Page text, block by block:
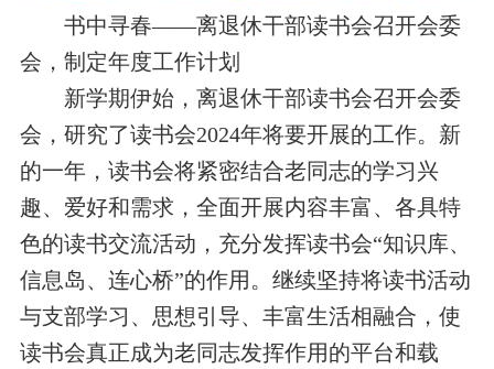
书中寻春——离退休干部读书会召开会委
会，制定年度工作计划
新学期伊始，离退休干部读书会召开会委
会，研究了读书会2024年将要开展的工作。新
的一年，读书会将紧密结合老同志的学习兴
趣、爱好和需求，全面开展内容丰富、各具特
色的读书交流活动，充分发挥读书会“知识库、
信息岛、连心桥”的作用。 继续坚持将读书活动
与支部学习、思想引导、丰富生活相融合，使
读书会真正成为老同志发挥作用的平台和载